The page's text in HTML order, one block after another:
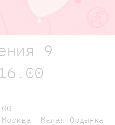
9
Москва, Малая Ордынка